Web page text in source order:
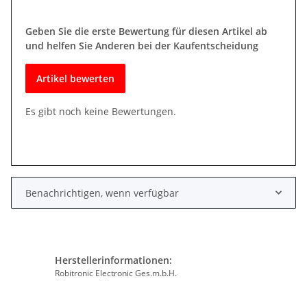
Geben Sie die erste Bewertung für diesen Artikel ab
und helfen Sie Anderen bei der Kaufentscheidung
Artikel bewerten
Es gibt noch keine Bewertungen.
Benachrichtigen, wenn verfügbar
Herstellerinformationen:
Robitronic Electronic Ges.m.b.H.